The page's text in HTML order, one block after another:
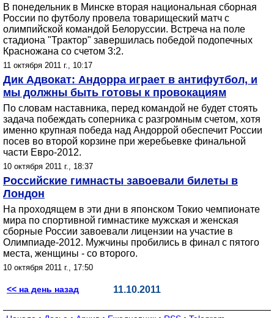
В понедельник в Минске вторая национальная сборная
России по футболу провела товарищеский матч с
олимпийской командой Белоруссии. Встреча на поле
стадиона "Трактор" завершилась победой подопечных
Красножана со счетом 3:2.
11 октября 2011 г., 10:17
Дик Адвокат: Андорра играет в антифутбол, и
мы должны быть готовы к провокациям
По словам наставника, перед командой не будет стоять
задача побеждать соперника с разгромным счетом, хотя
именно крупная победа над Андоррой обеспечит России
посев во второй корзине при жеребьевке финальной
части Евро-2012.
10 октября 2011 г., 18:37
Российские гимнасты завоевали билеты в
Лондон
На проходящем в эти дни в японском Токио чемпионате
мира по спортивной гимнастике мужская и женская
сборные России завоевали лицензии на участие в
Олимпиаде-2012. Мужчины пробились в финал с пятого
места, женщины - со второго.
10 октября 2011 г., 17:50
<< на день назад 11.10.2011